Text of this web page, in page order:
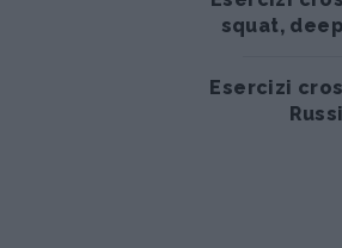
squat,
Esercizi